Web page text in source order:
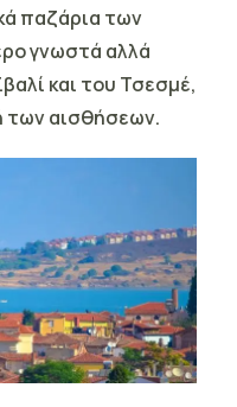
παζάρια των
γνωστά αλλά
και του Τσεσμέ,
των αισθήσεων.